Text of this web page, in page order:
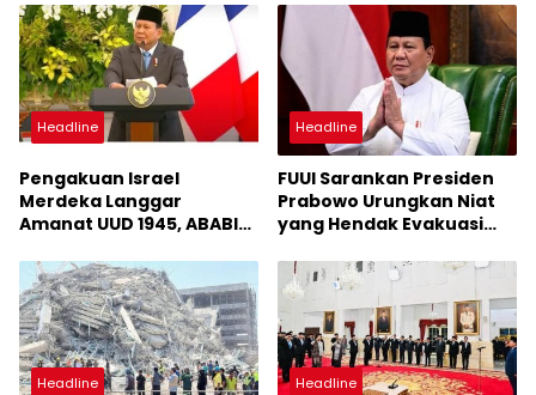
Segala Bentuk
Kegaduhan dan Fokus
Kerja Untuk Jawa Barat”
Headline
Pengakuan Israel
Merdeka Langgar
Amanat UUD 1945, ABABIL:
Headline
FUUI Sarankan Presiden
Prabowo Urungkan Niat
yang Hendak Evakuasi
Headline Headline